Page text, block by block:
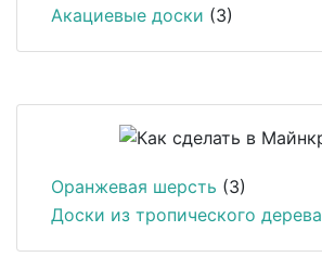
Акациевые доски (3)
Оранжевая шерсть (3)
Доски из тропического дерева